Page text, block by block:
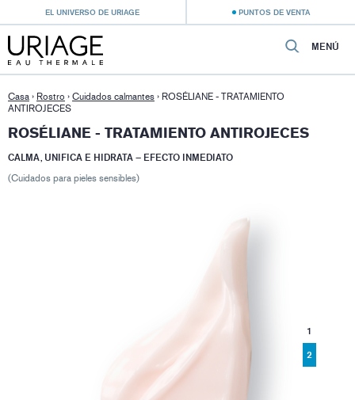
EL UNIVERSO DE URIAGE PUNTOS DE VENTA
MENÚ
Casa › Rostro › Cuidados calmantes › ROSÉLIANE - TRATAMIENTO
ANTIROJECES
ROSÉLIANE - TRATAMIENTO ANTIROJECES
CALMA, UNIFICA E HIDRATA – EFECTO INMEDIATO
(Cuidados para pieles sensibles)
1
2